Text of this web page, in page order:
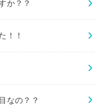
か？？
！！
なの？？